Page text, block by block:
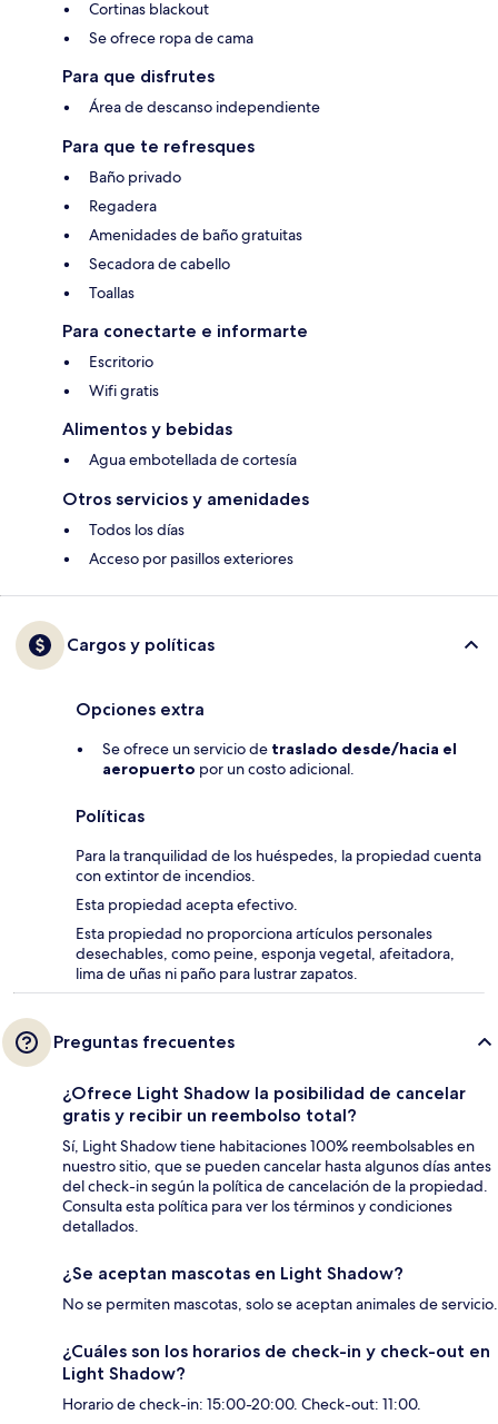
Cortinas blackout
Se ofrece ropa de cama
Para que disfrutes
Área de descanso independiente
Para que te refresques
Baño privado
Regadera
Amenidades de baño gratuitas
Secadora de cabello
Toallas
Para conectarte e informarte
Escritorio
Wifi gratis
Alimentos y bebidas
Agua embotellada de cortesía
Otros servicios y amenidades
Todos los días
Acceso por pasillos exteriores
Cargos y políticas
Opciones extra
Se ofrece un servicio de traslado desde/hacia el
aeropuerto por un costo adicional.
Políticas
Para la tranquilidad de los huéspedes, la propiedad cuenta
con extintor de incendios.
Esta propiedad acepta efectivo.
Esta propiedad no proporciona artículos personales
desechables, como peine, esponja vegetal, afeitadora,
lima de uñas ni paño para lustrar zapatos.
Preguntas frecuentes
¿Ofrece Light Shadow la posibilidad de cancelar
gratis y recibir un reembolso total?
Sí, Light Shadow tiene habitaciones 100% reembolsables en
nuestro sitio, que se pueden cancelar hasta algunos días antes
del check-in según la política de cancelación de la propiedad.
Consulta esta política para ver los términos y condiciones
detallados.
¿Se aceptan mascotas en Light Shadow?
No se permiten mascotas, solo se aceptan animales de servicio.
¿Cuáles son los horarios de check-in y check-out en
Light Shadow?
Horario de check-in: 15:00-20:00. Check-out: 11:00.